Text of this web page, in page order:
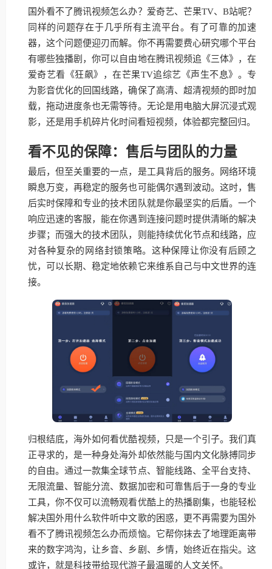
国外看不了腾讯视频怎么办？爱奇艺、芒果TV、B站呢？
同样的问题存在于几乎所有主流平台。有了可靠的加速
器，这个问题便迎刃而解。你不再需要费心研究哪个平台
有哪些独播剧，你可以自由地在腾讯视频追《三体》，在
爱奇艺看《狂飙》，在芒果TV追综艺《声生不息》。专
为影音优化的回国线路，确保了高清、超清视频的即时加
载，拖动进度条也无需等待。无论是用电脑大屏沉浸式观
影，还是用手机碎片化时间看短视频，体验都完整回归。
看不见的保障：售后与团队的力量
最后，但至关重要的一点，是工具背后的服务。网络环境
瞬息万变，再稳定的服务也可能偶尔遇到波动。这时，售
后实时保障和专业的技术团队就是你最坚实的后盾。一个
响应迅速的客服，能在你遇到连接问题时提供清晰的解决
步骤；而强大的技术团队，则能持续优化节点和线路，应
对各种复杂的网络封锁策略。这种保障让你没有后顾之
忧，可以长期、稳定地依赖它来维系自己与中文世界的连
接。
归根结底，海外如何看优酷视频，只是一个引子。我们真
正寻求的，是一种身处海外却依然能与国内文化脉搏同步
的自由。通过一款集全球节点、智能线路、全平台支持、
无限流量、智能分流、数据加密和可靠售后于一身的专业
工具，你不仅可以流畅观看优酷上的热播剧集，也能轻松
解决国外用什么软件听中文歌的困惑，更不再需要为国外
看不了腾讯视频怎么办而烦恼。它帮你抹去了地理距离带
来的数字鸿沟，让乡音、乡剧、乡情，始终近在指尖。这
或许，就是科技带给现代游子最温暖的人文关怀。